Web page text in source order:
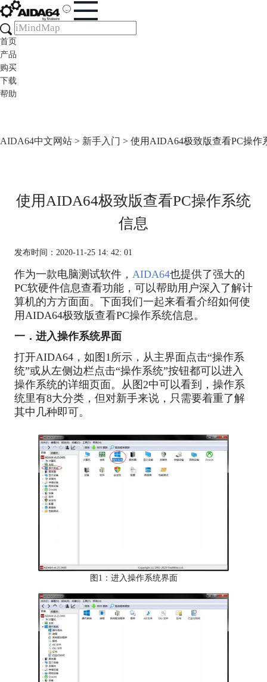
首页
产品
购买
下载
帮助
AIDA64中文网站 > 新手入门 > 使用AIDA64极致版查看PC操作
使用AIDA64极致版查看PC操作系统
信息
发布时间：2020-11-25 14: 42: 01
作为一款电脑测试软件， AIDA64也提供了强大的
PC软硬件信息查看功能，可以帮助用户深入了解计
算机的方方面面。下面我们一起来看看介绍如何使
用AIDA64极致版查看PC操作系统信息。
一．进入操作系统界面
打开AIDA64，如图1所示，从主界面点击“操作系
统”或从左侧边栏点击“操作系统”按钮都可以进入
操作系统的详细页面。从图2中可以看到，操作系
统里有8大分类，但对新手来说，只需要着重了解
其中几种即可。
图1：进入操作系统界面